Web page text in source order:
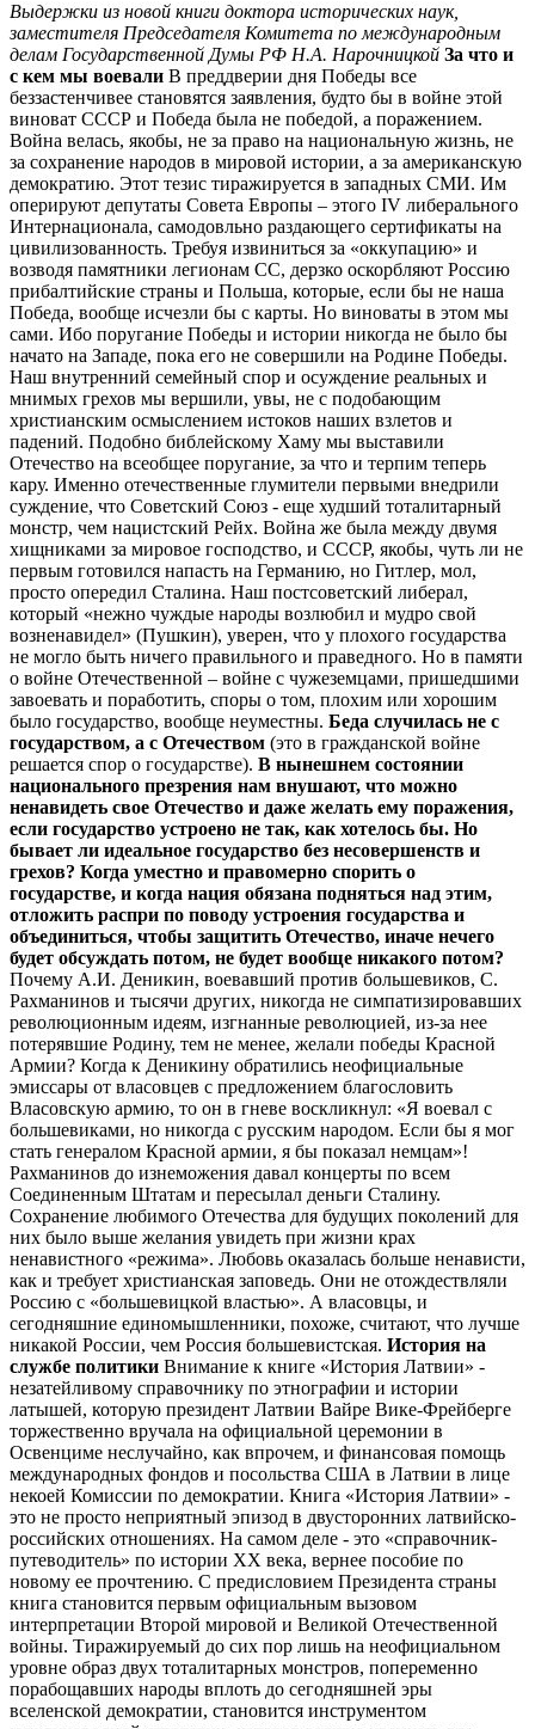
Выдержки из новой книги доктора исторических наук,
заместителя Председателя Комитета по международным
делам Государственной Думы РФ Н.А. Нарочницкой За что и
с кем мы воевали В преддверии дня Победы все
беззастенчивее становятся заявления, будто бы в войне этой
виноват СССР и Победа была не победой, а поражением.
Война велась, якобы, не за право на национальную жизнь, не
за сохранение народов в мировой истории, а за американскую
демократию. Этот тезис тиражируется в западных СМИ. Им
оперируют депутаты Совета Европы – этого IV либерального
Интернационала, самодовльно раздающего сертификаты на
цивилизованность. Требуя извиниться за «оккупацию» и
возводя памятники легионам СС, дерзко оскорбляют Россию
прибалтийские страны и Польша, которые, если бы не наша
Победа, вообще исчезли бы с карты. Но виноваты в этом мы
сами. Ибо поругание Победы и истории никогда не было бы
начато на Западе, пока его не совершили на Родине Победы.
Наш внутренний семейный спор и осуждение реальных и
мнимых грехов мы вершили, увы, не с подобающим
христианским осмыслением истоков наших взлетов и
падений. Подобно библейскому Хаму мы выставили
Отечество на всеобщее поругание, за что и терпим теперь
кару. Именно отечественные глумители первыми внедрили
суждение, что Советский Союз - еще худший тоталитарный
монстр, чем нацистский Рейх. Война же была между двумя
хищниками за мировое господство, и СССР, якобы, чуть ли не
первым готовился напасть на Германию, но Гитлер, мол,
просто опередил Сталина. Наш постсоветский либерал,
который «нежно чуждые народы возлюбил и мудро свой
возненавидел» (Пушкин), уверен, что у плохого государства
не могло быть ничего правильного и праведного. Но в памяти
о войне Отечественной – войне с чужеземцами, пришедшими
завоевать и поработить, споры о том, плохим или хорошим
было государство, вообще неуместны. Беда случилась не с
государством, а с Отечеством (это в гражданской войне
решается спор о государстве). В нынешнем состоянии
национального презрения нам внушают, что можно
ненавидеть свое Отечество и даже желать ему поражения,
если государство устроено не так, как хотелось бы. Но
бывает ли идеальное государство без несовершенств и
грехов? Когда уместно и правомерно спорить о
государстве, и когда нация обязана подняться над этим,
отложить распри по поводу устроения государства и
объединиться, чтобы защитить Отечество, иначе нечего
будет обсуждать потом, не будет вообще никакого потом?
Почему А.И. Деникин, воевавший против большевиков, С.
Рахманинов и тысячи других, никогда не симпатизировавших
революционным идеям, изгнанные революцией, из-за нее
потерявшие Родину, тем не менее, желали победы Красной
Армии? Когда к Деникину обратились неофициальные
эмиссары от власовцев с предложением благословить
Власовскую армию, то он в гневе воскликнул: «Я воевал с
большевиками, но никогда с русским народом. Если бы я мог
стать генералом Красной армии, я бы показал немцам»!
Рахманинов до изнеможения давал концерты по всем
Соединенным Штатам и пересылал деньги Сталину.
Сохранение любимого Отечества для будущих поколений для
них было выше желания увидеть при жизни крах
ненавистного «режима». Любовь оказалась больше ненависти,
как и требует христианская заповедь. Они не отождествляли
Россию с «большевицкой властью». А власовцы, и
сегодняшние единомышленники, похоже, считают, что лучше
никакой России, чем Россия большевистская. История на
службе политики Внимание к книге «История Латвии» -
незатейливому справочнику по этнографии и истории
латышей, которую президент Латвии Вайре Вике-Фрейберге
торжественно вручала на официальной церемонии в
Освенциме неслучайно, как впрочем, и финансовая помощь
международных фондов и посольства США в Латвии в лице
некоей Комиссии по демократии. Книга «История Латвии» -
это не просто неприятный эпизод в двусторонних латвийско-
российских отношениях. На самом деле - это «справочник-
путеводитель» по истории ХХ века, вернее пособие по
новому ее прочтению. С предисловием Президента страны
книга становится первым официальным вызовом
интерпретации Второй мировой и Великой Отечественной
войны. Тиражируемый до сих пор лишь на неофициальном
уровне образ двух тоталитарных монстров, попеременно
порабощавших народы вплоть до сегодняшней эры
вселенской демократии, становится инструментом